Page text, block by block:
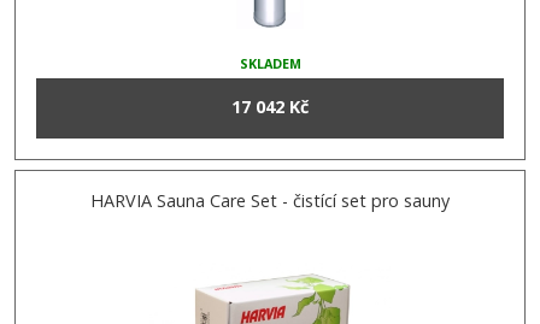
SKLADEM
17 042 Kč
HARVIA Sauna Care Set - čistící set pro sauny